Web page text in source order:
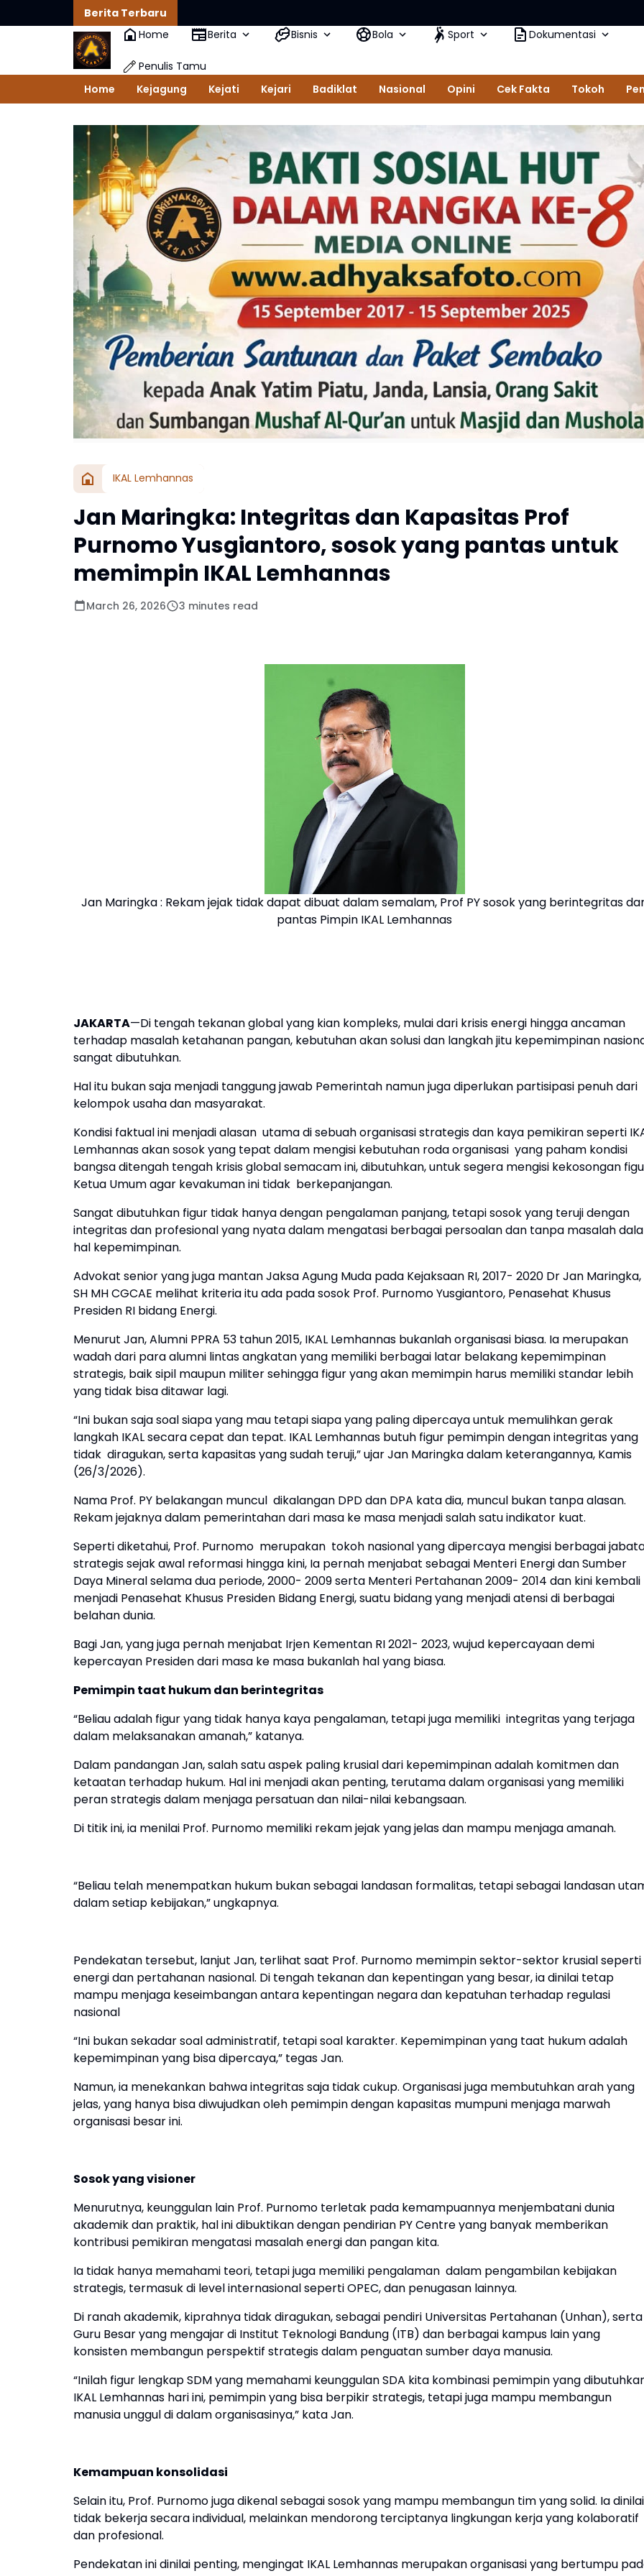
Berita Terbaru
Home
Berita Bisnis Bola Sport Dokumentasi
Penulis Tamu
Home
Kejagung Kejati Kejari Badiklat Nasional Opini Cek Fakta Tokoh
IKAL Lemhannas
Jan Maringka: Integritas dan Kapasitas Prof
Purnomo Yusgiantoro, sosok yang pantas untuk
memimpin IKAL Lemhannas
March 26, 2026 3 minutes read
Jan Maringka : Rekam jejak tidak dapat dibuat dalam semalam, Prof PY sosok yang berintegritas
pantas Pimpin IKAL Lemhannas
JAKARTA—Di tengah tekanan global yang kian kompleks, mulai dari krisis energi hingga ancaman
terhadap masalah ketahanan pangan, kebutuhan akan solusi dan langkah jitu kepemimpinan
sangat dibutuhkan.
Hal itu bukan saja menjadi tanggung jawab Pemerintah namun juga diperlukan partisipasi penuh dari
kelompok usaha dan masyarakat.
Kondisi faktual ini menjadi alasan utama di sebuah organisasi strategis dan kaya pemikiran seperti
Lemhannas akan sosok yang tepat dalam mengisi kebutuhan roda organisasi yang paham kondisi
bangsa ditengah tengah krisis global semacam ini, dibutuhkan, untuk segera mengisi kekosongan
Ketua Umum agar kevakuman ini tidak berkepanjangan.
Sangat dibutuhkan figur tidak hanya dengan pengalaman panjang, tetapi sosok yang teruji dengan
integritas dan profesional yang nyata dalam mengatasi berbagai persoalan dan tanpa masalah
hal kepemimpinan.
Advokat senior yang juga mantan Jaksa Agung Muda pada Kejaksaan RI, 2017- 2020 Dr Jan Maringka,
SH MH CGCAE melihat kriteria itu ada pada sosok Prof. Purnomo Yusgiantoro, Penasehat Khusus
Presiden RI bidang Energi.
Menurut Jan, Alumni PPRA 53 tahun 2015, IKAL Lemhannas bukanlah organisasi biasa. Ia merupakan
wadah dari para alumni lintas angkatan yang memiliki berbagai latar belakang kepemimpinan
strategis, baik sipil maupun militer sehingga figur yang akan memimpin harus memiliki standar lebih
yang tidak bisa ditawar lagi.
“Ini bukan saja soal siapa yang mau tetapi siapa yang paling dipercaya untuk memulihkan gerak
langkah IKAL secara cepat dan tepat. IKAL Lemhannas butuh figur pemimpin dengan integritas yang
tidak diragukan, serta kapasitas yang sudah teruji,” ujar Jan Maringka dalam keterangannya, Kamis
(26/3/2026).
Nama Prof. PY belakangan muncul dikalangan DPD dan DPA kata dia, muncul bukan tanpa alasan.
Rekam jejaknya dalam pemerintahan dari masa ke masa menjadi salah satu indikator kuat.
Seperti diketahui, Prof. Purnomo merupakan tokoh nasional yang dipercaya mengisi berbagai
strategis sejak awal reformasi hingga kini, Ia pernah menjabat sebagai Menteri Energi dan Sumber
Daya Mineral selama dua periode, 2000- 2009 serta Menteri Pertahanan 2009- 2014 dan kini kembali
menjadi Penasehat Khusus Presiden Bidang Energi, suatu bidang yang menjadi atensi di berbagai
belahan dunia.
Bagi Jan, yang juga pernah menjabat Irjen Kementan RI 2021- 2023, wujud kepercayaan demi
kepercayan Presiden dari masa ke masa bukanlah hal yang biasa.
Pemimpin taat hukum dan berintegritas
“Beliau adalah figur yang tidak hanya kaya pengalaman, tetapi juga memiliki integritas yang terjaga
dalam melaksanakan amanah,” katanya.
Dalam pandangan Jan, salah satu aspek paling krusial dari kepemimpinan adalah komitmen dan
ketaatan terhadap hukum. Hal ini menjadi akan penting, terutama dalam organisasi yang memiliki
peran strategis dalam menjaga persatuan dan nilai-nilai kebangsaan.
Di titik ini, ia menilai Prof. Purnomo memiliki rekam jejak yang jelas dan mampu menjaga amanah.
“Beliau telah menempatkan hukum bukan sebagai landasan formalitas, tetapi sebagai landasan
dalam setiap kebijakan,” ungkapnya.
Pendekatan tersebut, lanjut Jan, terlihat saat Prof. Purnomo memimpin sektor-sektor krusial seperti
energi dan pertahanan nasional. Di tengah tekanan dan kepentingan yang besar, ia dinilai tetap
mampu menjaga keseimbangan antara kepentingan negara dan kepatuhan terhadap regulasi
nasional
“Ini bukan sekadar soal administratif, tetapi soal karakter. Kepemimpinan yang taat hukum adalah
kepemimpinan yang bisa dipercaya,” tegas Jan.
Namun, ia menekankan bahwa integritas saja tidak cukup. Organisasi juga membutuhkan arah yang
jelas, yang hanya bisa diwujudkan oleh pemimpin dengan kapasitas mumpuni menjaga marwah
organisasi besar ini.
Sosok yang visioner
Menurutnya, keunggulan lain Prof. Purnomo terletak pada kemampuannya menjembatani dunia
akademik dan praktik, hal ini dibuktikan dengan pendirian PY Centre yang banyak memberikan
kontribusi pemikiran mengatasi masalah energi dan pangan kita.
Ia tidak hanya memahami teori, tetapi juga memiliki pengalaman dalam pengambilan kebijakan
strategis, termasuk di level internasional seperti OPEC, dan penugasan lainnya.
Di ranah akademik, kiprahnya tidak diragukan, sebagai pendiri Universitas Pertahanan (Unhan), serta
Guru Besar yang mengajar di Institut Teknologi Bandung (ITB) dan berbagai kampus lain yang
konsisten membangun perspektif strategis dalam penguatan sumber daya manusia.
“Inilah figur lengkap SDM yang memahami keunggulan SDA kita kombinasi pemimpin yang
IKAL Lemhannas hari ini, pemimpin yang bisa berpikir strategis, tetapi juga mampu membangun
manusia unggul di dalam organisasinya,” kata Jan.
Kemampuan konsolidasi
Selain itu, Prof. Purnomo juga dikenal sebagai sosok yang mampu membangun tim yang solid. Ia dinilai
tidak bekerja secara individual, melainkan mendorong terciptanya lingkungan kerja yang kolaboratif
dan profesional.
Pendekatan ini dinilai penting, mengingat IKAL Lemhannas merupakan organisasi yang bertumpu